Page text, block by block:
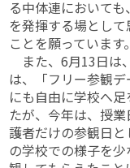
る中体連において
を発揮する場とし
ことを願っています。
また、6月13日は
は、「フリー参観
にも自由に学校へ
たが、今年は、授
護者だけの参観日
の学校での様子を